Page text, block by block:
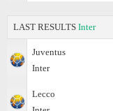
LAST RESULTS Inter
Juventus
Inter
Lecco